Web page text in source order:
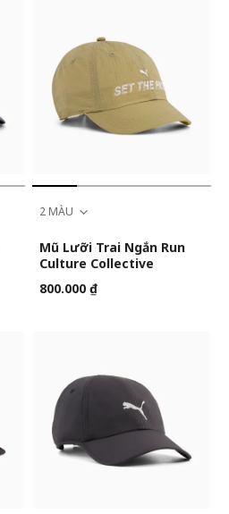
2 MÀU
Mũ Lưỡi Trai Ngắn Run
Culture Collective
800.000 ₫